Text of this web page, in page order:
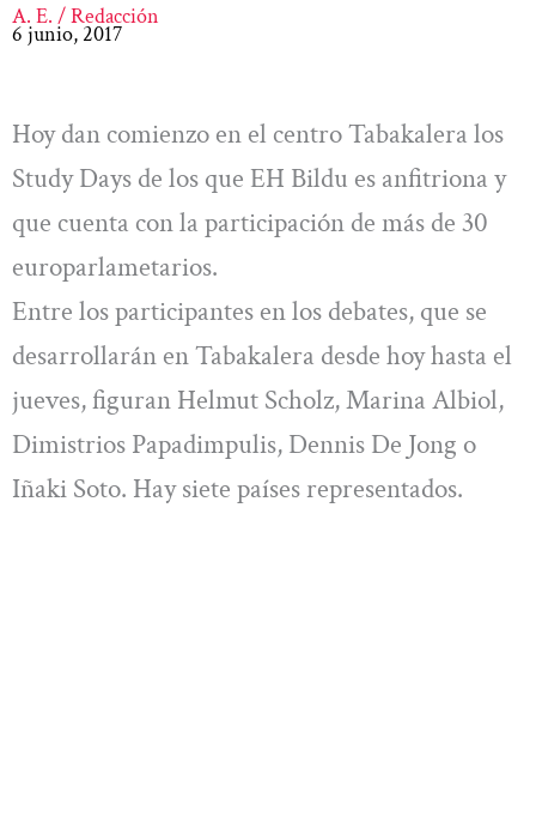
A. E. / Redacción
6 junio, 2017
Hoy dan comienzo en el centro Tabakalera los
Study Days de los que EH Bildu es anfitriona y
que cuenta con la participación de más de 30
europarlametarios.
Entre los participantes en los debates, que se
desarrollarán en Tabakalera desde hoy hasta el
jueves, figuran Helmut Scholz, Marina Albiol,
Dimistrios Papadimpulis, Dennis De Jong o
Iñaki Soto. Hay siete países representados.